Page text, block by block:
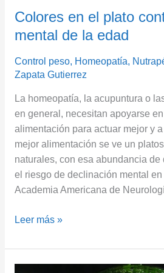
Colores en el plato
mental de la edad
Control peso, Homeopatía,
Zapata Gutierrez
La homeopatía, la acupuntura o
en general, necesitan apoyarse
alimentación para actuar mejor y
mejor alimentación se ve un
naturales, con esa abundancia
el riesgo de declinación mental
Academia Americana de
Leer más »